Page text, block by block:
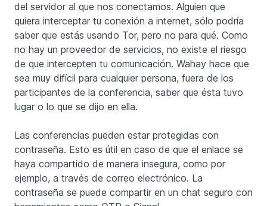
del servidor al que nos conectamos. Alguien que
quiera interceptar tu conexión a internet, sólo podría
saber que estás usando Tor, pero no para qué. Como
no hay un proveedor de servicios, no existe el riesgo
de que intercepten tu comunicación. Wahay hace que
sea muy difícil para cualquier persona, fuera de los
participantes de la conferencia, saber que ésta tuvo
lugar o lo que se dijo en ella.
Las conferencias pueden estar protegidas con
contraseña. Esto es útil en caso de que el enlace se
haya compartido de manera insegura, como por
ejemplo, a través de correo electrónico. La
contraseña se puede compartir en un chat seguro con